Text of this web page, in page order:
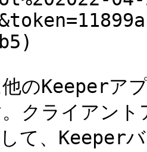
のKeeperア
クライアン
て、Keeper